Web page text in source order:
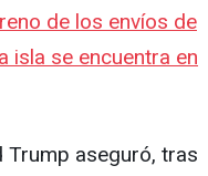
de los envíos de
isla se encuentra en
Trump aseguró, tras